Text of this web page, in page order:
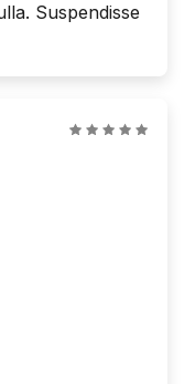
Suspendisse